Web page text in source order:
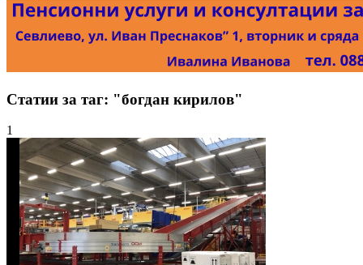
Статии за таг: "богдан кирилов"
1